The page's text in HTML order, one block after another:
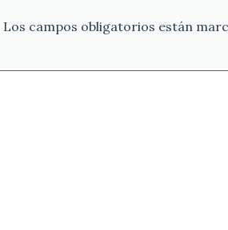
Los campos obligatorios están